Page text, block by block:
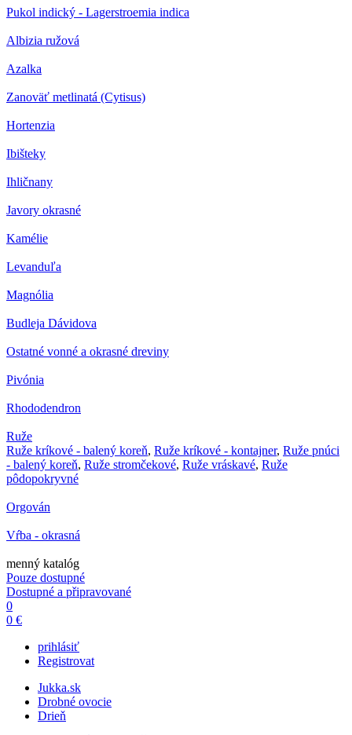
Pukol indický - Lagerstroemia indica
Albizia ružová
Azalka
Zanoväť metlinatá (Cytisus)
Hortenzia
Ibišteky
Ihličnany
Javory okrasné
Kamélie
Levanduľa
Magnólia
Budleja Dávidova
Ostatné vonné a okrasné dreviny
Pivónia
Rhododendron
Ruže
Ruže kríkové - balený koreň, Ruže kríkové - kontajner, Ruže pnúci
- balený koreň, Ruže stromčekové, Ruže vráskavé, Ruže
pôdopokryvné
Orgován
Vŕba - okrasná
menný katalóg
Pouze dostupné
Dostupné a připravované
0
0 €
prihlásiť
Registrovat
Jukka.sk
Drobné ovocie
Drieň